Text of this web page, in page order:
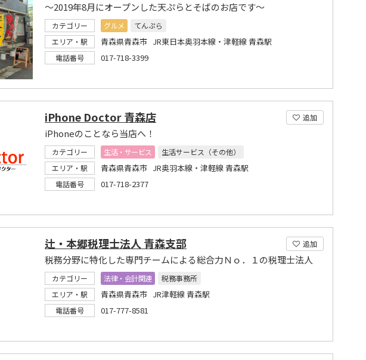
～2019年8月にオープンした天ぷらとそばのお店です～
カテゴリー グルメ
てんぷら
エリア・駅
青森県青森市 JR東日本奥羽本線・津軽線 青森駅
電話番号 017-718-3399
追加
iPhone Doctor 青森店
iPhoneのことなら当店へ！
カテゴリー 生活・サービス
生活サービス（その他）
エリア・駅
青森県青森市 JR奥羽本線・津軽線 青森駅
電話番号 017-718-2377
追加
辻・本郷税理士法人 青森支部
税務分野に特化した専門チームによる総合力Ｎｏ．１の税理士法人
カテゴリー 法律・会計関連
税務事務所
エリア・駅
青森県青森市 JR津軽線 青森駅
電話番号 017-777-8581